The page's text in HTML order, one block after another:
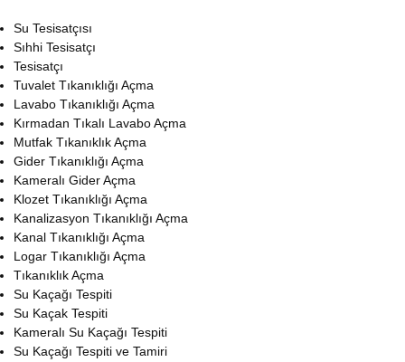
Su Tesisatçısı
Sıhhi Tesisatçı
Tesisatçı
Tuvalet Tıkanıklığı Açma
Lavabo Tıkanıklığı Açma
Kırmadan Tıkalı Lavabo Açma
Mutfak Tıkanıklık Açma
Gider Tıkanıklığı Açma
Kameralı Gider Açma
Klozet Tıkanıklığı Açma
Kanalizasyon Tıkanıklığı Açma
Kanal Tıkanıklığı Açma
Logar Tıkanıklığı Açma
Tıkanıklık Açma
Su Kaçağı Tespiti
Su Kaçak Tespiti
Kameralı Su Kaçağı Tespiti
Su Kaçağı Tespiti ve Tamiri